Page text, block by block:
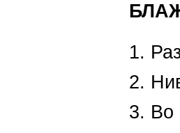
1.
2.
3. Во